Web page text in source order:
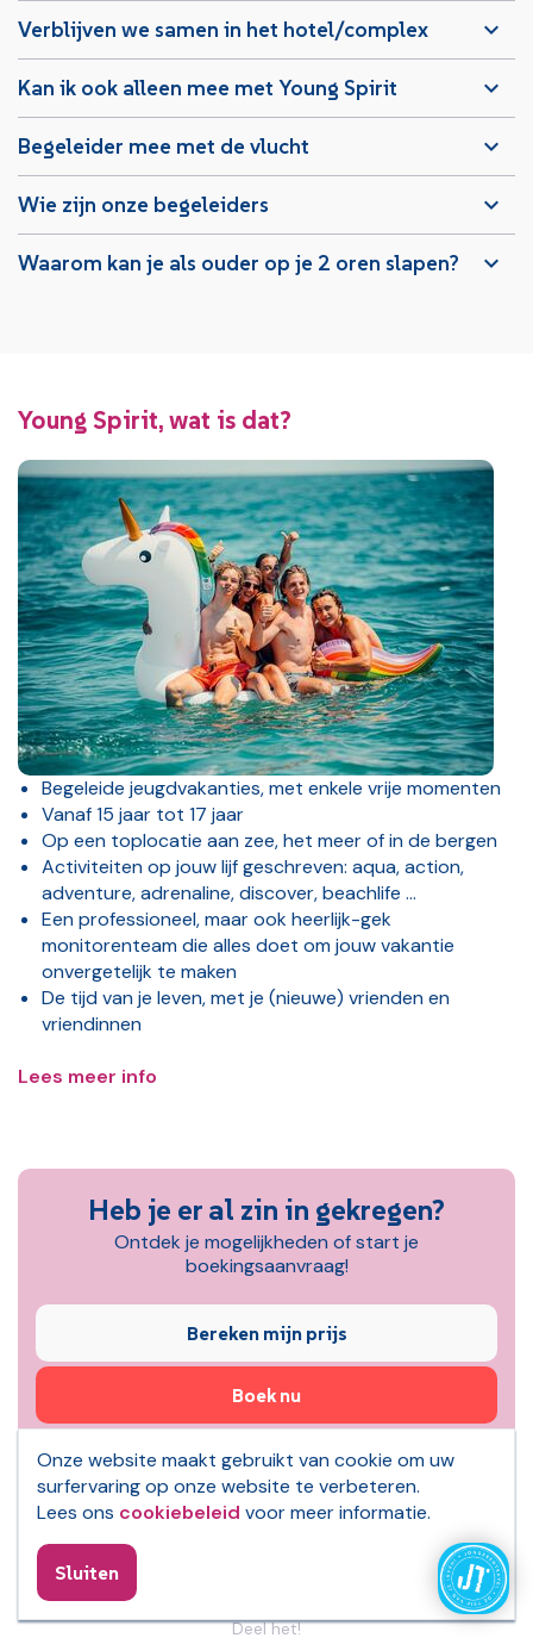
Verblijven we samen in het hotel/complex
Kan ik ook alleen mee met Young Spirit
Begeleider mee met de vlucht
Wie zijn onze begeleiders
Waarom kan je als ouder op je 2 oren slapen?
Young Spirit, wat is dat?
Begeleide jeugdvakanties, met enkele vrije momenten
Vanaf 15 jaar tot 17 jaar
Op een toplocatie aan zee, het meer of in de bergen
Activiteiten op jouw lijf geschreven: aqua, action,
adventure, adrenaline, discover, beachlife …
Een professioneel, maar ook heerlijk-gek
monitorenteam die alles doet om jouw vakantie
onvergetelijk te maken
De tijd van je leven, met je (nieuwe) vrienden en
vriendinnen
Lees meer info
Heb je er al zin in gekregen?
Ontdek je mogelijkheden of start je
boekingsaanvraag!
Bereken mijn prijs
Boek nu
Ga naar reisoverzicht
Je vrienden op de hoogte brengen?
Deel het!
Onze website maakt gebruikt van cookie om uw
surfervaring op onze website te verbeteren.
Lees ons cookiebeleid voor meer informatie.
Sluiten